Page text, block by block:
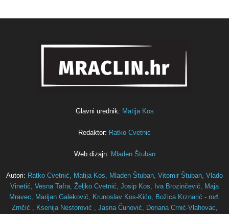
Glavni urednik: Matija Kos
Redaktor: Ratko Cvetnić
Web dizajn: Mladen Štuban
Autori: Ratko Cvetnić, Matija Kos, Mladen Štuban, Vitomir Štuban, Vlado
Vinetić, Vesna Tafra, Željko Cvetnić, Josip Kos, Iva Brozinčević, Maja
Mravec, Marijan Galeković, Krunoslav Kos-Kićo, Božica Krznarić - rođ.
Zrnčić , Ksenija Nestorović , Jasna Čunović, Doriana Crnić-Vlahovac,